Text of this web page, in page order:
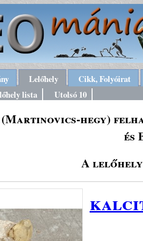
Lelőhely
Cikk, Folyóirat
lista Utolsó 10
(Martinovics-hegy)
és
A lelőhely